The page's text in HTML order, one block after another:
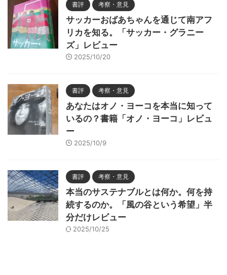
書評 考察・意見
サッカーおばあちゃんを通じて南アフ
リカを知る。「サッカー・グラニー
ズ」レビュー
2025/10/20
書評 考察・意見
あなたはオノ・ヨーコを本当に知って
いるの？書籍「オノ・ヨーコ」レビュ
ー
2025/10/9
書評 考察・意見
本当のサステナブルとは何か。何を持
続するのか。「風の谷という希望」半
分だけレビュー
2025/10/25